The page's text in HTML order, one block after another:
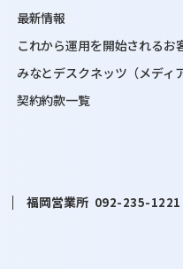
最新情報
これから運用を開始されるお
みなとデスクネッツ（メディ
契約約款一覧
福岡営業所 092-235-1221